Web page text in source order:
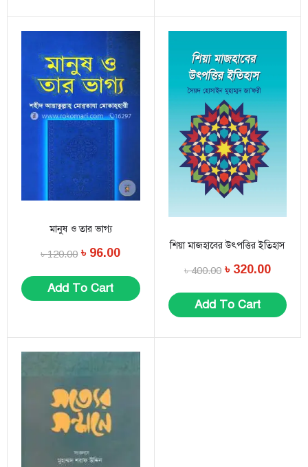
মানুষ ও তার ভাগ্য
৳120.00 ৳ 96.00
Add To Cart
শিয়া মাজহাবের উৎপত্তির ইতিহাস
৳400.00 ৳ 320.00
Add To Cart